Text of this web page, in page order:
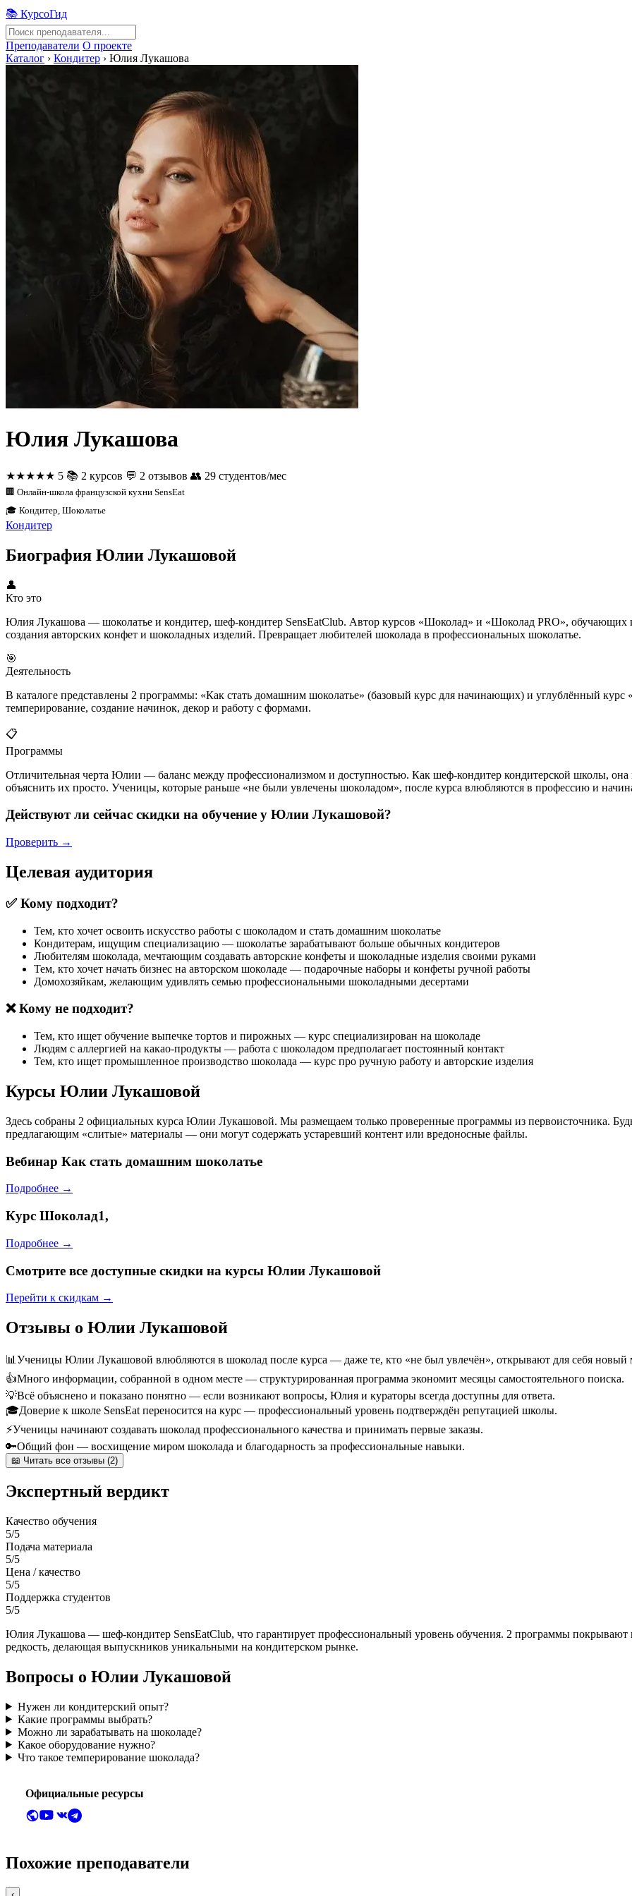
📚 КурсоГид
Преподаватели О проекте
Каталог › Кондитер › Юлия Лукашова
Юлия Лукашова
★★★★★ 5 📚 2 курсов 💬 2 отзывов 👥 29 студентов/мес
🏢 Онлайн-школа французской кухни SensEat
🎓 Кондитер, Шоколатье
Кондитер
Биография Юлии Лукашовой
👤
Кто это
Юлия Лукашова — шоколатье и кондитер, шеф-кондитер SensEatClub. Автор курсов «Шоколад» и «Шоколад PRO», обучающих
создания авторских конфет и шоколадных изделий. Превращает любителей шоколада в профессиональных шоколатье.
🎯
Деятельность
В каталоге представлены 2 программы: «Как стать домашним шоколатье» (базовый курс для начинающих) и углублённый
темперирование, создание начинок, декор и работу с формами.
📋
Программы
Отличительная черта Юлии — баланс между профессионализмом и доступностью. Как шеф-кондитер кондитерской школы,
объяснить их просто. Ученицы, которые раньше «не были увлечены шоколадом», после курса влюбляются в профессию и
Действуют ли сейчас скидки на обучение у Юлии Лукашовой?
Проверить →
Целевая аудитория
✅ Кому подходит?
Тем, кто хочет освоить искусство работы с шоколадом и стать домашним шоколатье
Кондитерам, ищущим специализацию — шоколатье зарабатывают больше обычных кондитеров
Любителям шоколада, мечтающим создавать авторские конфеты и шоколадные изделия своими руками
Тем, кто хочет начать бизнес на авторском шоколаде — подарочные наборы и конфеты ручной работы
Домохозяйкам, желающим удивлять семью профессиональными шоколадными десертами
❌ Кому не подходит?
Тем, кто ищет обучение выпечке тортов и пирожных — курс специализирован на шоколаде
Людям с аллергией на какао-продукты — работа с шоколадом предполагает постоянный контакт
Тем, кто ищет промышленное производство шоколада — курс про ручную работу и авторские изделия
Курсы Юлии Лукашовой
Здесь собраны 2 официальных курса Юлии Лукашовой. Мы размещаем только проверенные программы из первоисточника.
предлагающим «слитые» материалы — они могут содержать устаревший контент или вредоносные файлы.
Вебинар Как стать домашним шоколатье
Подробнее →
Курс Шоколад1,
Подробнее →
Смотрите все доступные скидки на курсы Юлии Лукашовой
Перейти к скидкам →
Отзывы о Юлии Лукашовой
📊 Ученицы Юлии Лукашовой влюбляются в шоколад после курса — даже те, кто «не был увлечён», открывают для себя новый
👍Много информации, собранной в одном месте — структурированная программа экономит месяцы самостоятельного поиска.
💡Всё объяснено и показано понятно — если возникают вопросы, Юлия и кураторы всегда доступны для ответа.
🎓Доверие к школе SensEat переносится на курс — профессиональный уровень подтверждён репутацией школы.
⚡Ученицы начинают создавать шоколад профессионального качества и принимать первые заказы.
🔑Общий фон — восхищение миром шоколада и благодарность за профессиональные навыки.
📖 Читать все отзывы (2)
Экспертный вердикт
Качество обучения
5/5
Подача материала
5/5
Цена / качество
5/5
Поддержка студентов
5/5
Юлия Лукашова — шеф-кондитер SensEatClub, что гарантирует профессиональный уровень обучения. 2 программы
редкость, делающая выпускников уникальными на кондитерском рынке.
Вопросы о Юлии Лукашовой
Нужен ли кондитерский опыт?
Какие программы выбрать?
Можно ли зарабатывать на шоколаде?
Какое оборудование нужно?
Что такое темперирование шоколада?
Официальные ресурсы
Похожие преподаватели